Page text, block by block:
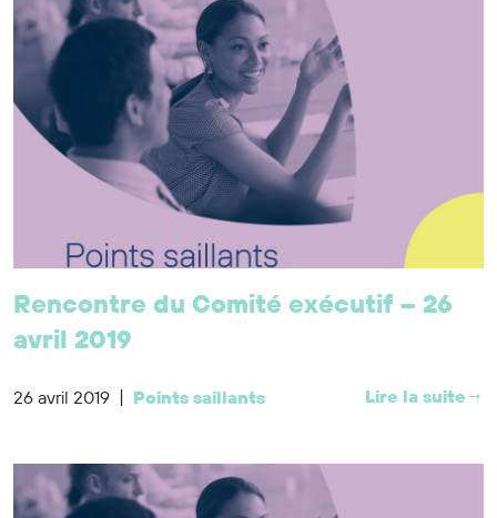
Rencontre du Comité exécutif – 26
avril 2019
26 avril 2019 | Points saillants Lire la suite